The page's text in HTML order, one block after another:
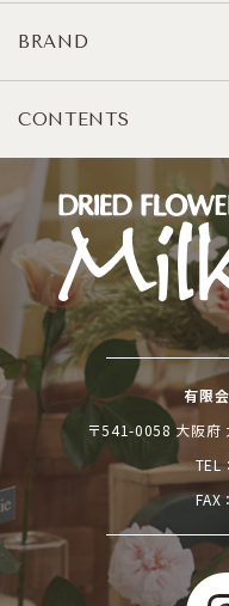
BRAND
CONTENTS
有限
〒541-0058 大阪府
TEL